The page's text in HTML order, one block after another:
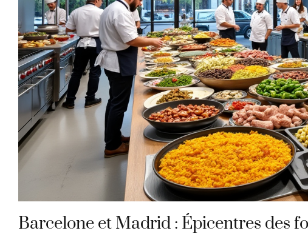
Barcelone et Madrid : Épicentres des